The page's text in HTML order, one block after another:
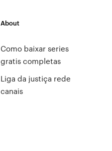
About
Como baixar series
gratis completas
Liga da justiça rede
canais